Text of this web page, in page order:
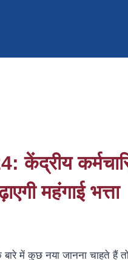
महंगाई भत्ता
बारे में कुछ नया जानना चाहते